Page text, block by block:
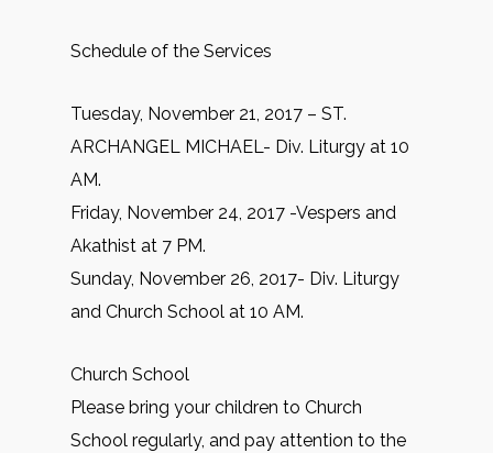
Schedule of the Services
Tuesday, November 21, 2017 – ST.
ARCHANGEL MICHAEL- Div. Liturgy at 10
AM.
Friday, November 24, 2017 -Vespers and
Akathist at 7 PM.
Sunday, November 26, 2017- Div. Liturgy
and Church School at 10 AM.
Church School
Please bring your children to Church
School regularly, and pay attention to the